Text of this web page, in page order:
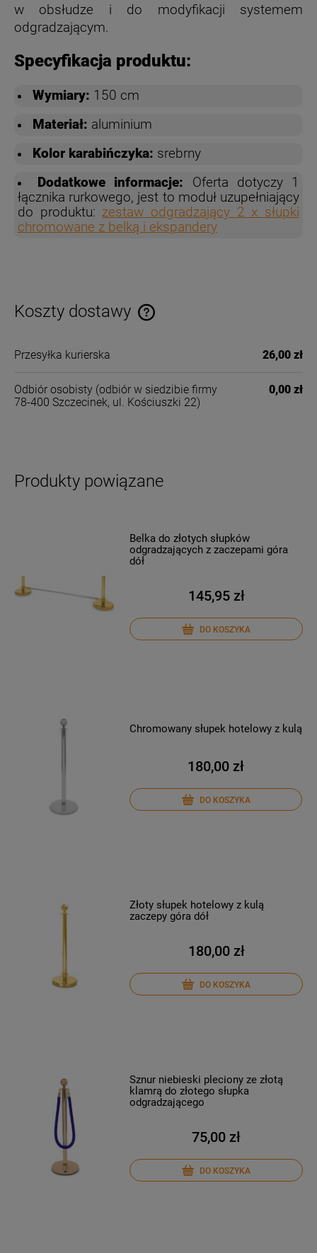
w obsłudze i do modyfikacji systemem
odgradzającym.
Specyfikacja produktu:
Wymiary: 150 cm
Materiał: aluminium
Kolor karabińczyka: srebrny
Dodatkowe informacje: Oferta dotyczy 1
łącznika rurkowego, jest to moduł uzupełniający
do produktu: zestaw odgradzający 2 x słupki
chromowane z belką i ekspandery
Koszty dostawy
Cena nie zawiera ewentualnych kosztów płatności
Przesyłka kurierska 26,00 zł
Odbiór osobisty (odbiór w siedzibie firmy
78-400 Szczecinek, ul. Kościuszki 22)
0,00 zł
Produkty powiązane
Belka do złotych słupków
odgradzających z zaczepami góra
dół
145,95 zł
DO KOSZYKA
Chromowany słupek hotelowy z kulą
180,00 zł
DO KOSZYKA
Złoty słupek hotelowy z kulą
zaczepy góra dół
180,00 zł
DO KOSZYKA
Sznur niebieski pleciony ze złotą
klamrą do złotego słupka
odgradzającego
75,00 zł
DO KOSZYKA